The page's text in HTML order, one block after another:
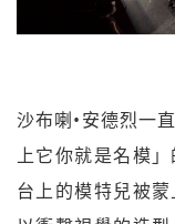
沙布喇•安德烈一
上它你就是名模
台上的模特兒被